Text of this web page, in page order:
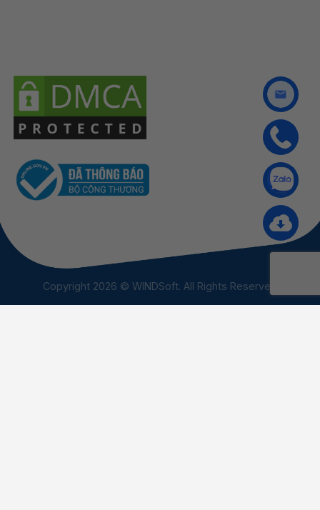
Copyright 2026 © WINDSoft. All Rights Reserved